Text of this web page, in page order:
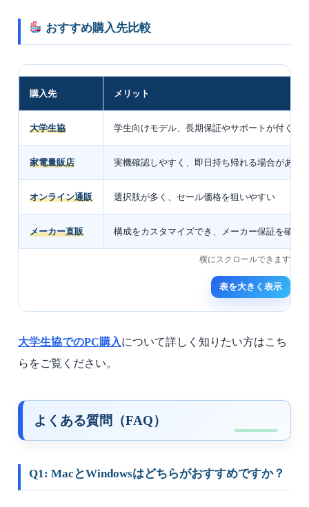
おすすめ購入先比較
購入先 メリット
大学生協 学生向けモデル、長期保証やサポートが付く場
家電量販店 実機確認しやすく、即日持ち帰れる場合がある
オンライン通販 選択肢が多く、セール価格を狙いやすい
メーカー直販 構成をカスタマイズでき、メーカー保証を確認
表を大きく表示
大学生協でのPC購入について詳しく知りたい方はこち
らをご覧ください。
よくある質問（FAQ）
Q1: MacとWindowsはどちらがおすすめですか？